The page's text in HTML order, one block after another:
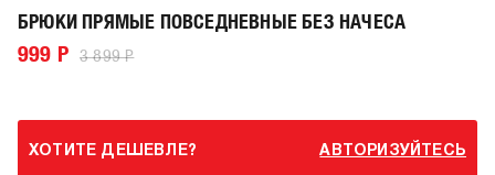
БРЮКИ ПРЯМЫЕ ПОВСЕДНЕВНЫЕ БЕЗ НАЧЕСА
999 Р 3 899 Р
ХОТИТЕ ДЕШЕВЛЕ? АВТОРИЗУЙТЕСЬ